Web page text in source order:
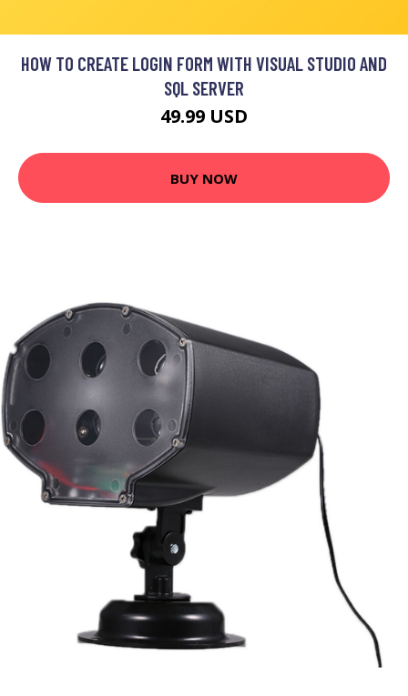
HOW TO CREATE LOGIN FORM WITH VISUAL STUDIO AND
SQL SERVER
49.99 USD
BUY NOW